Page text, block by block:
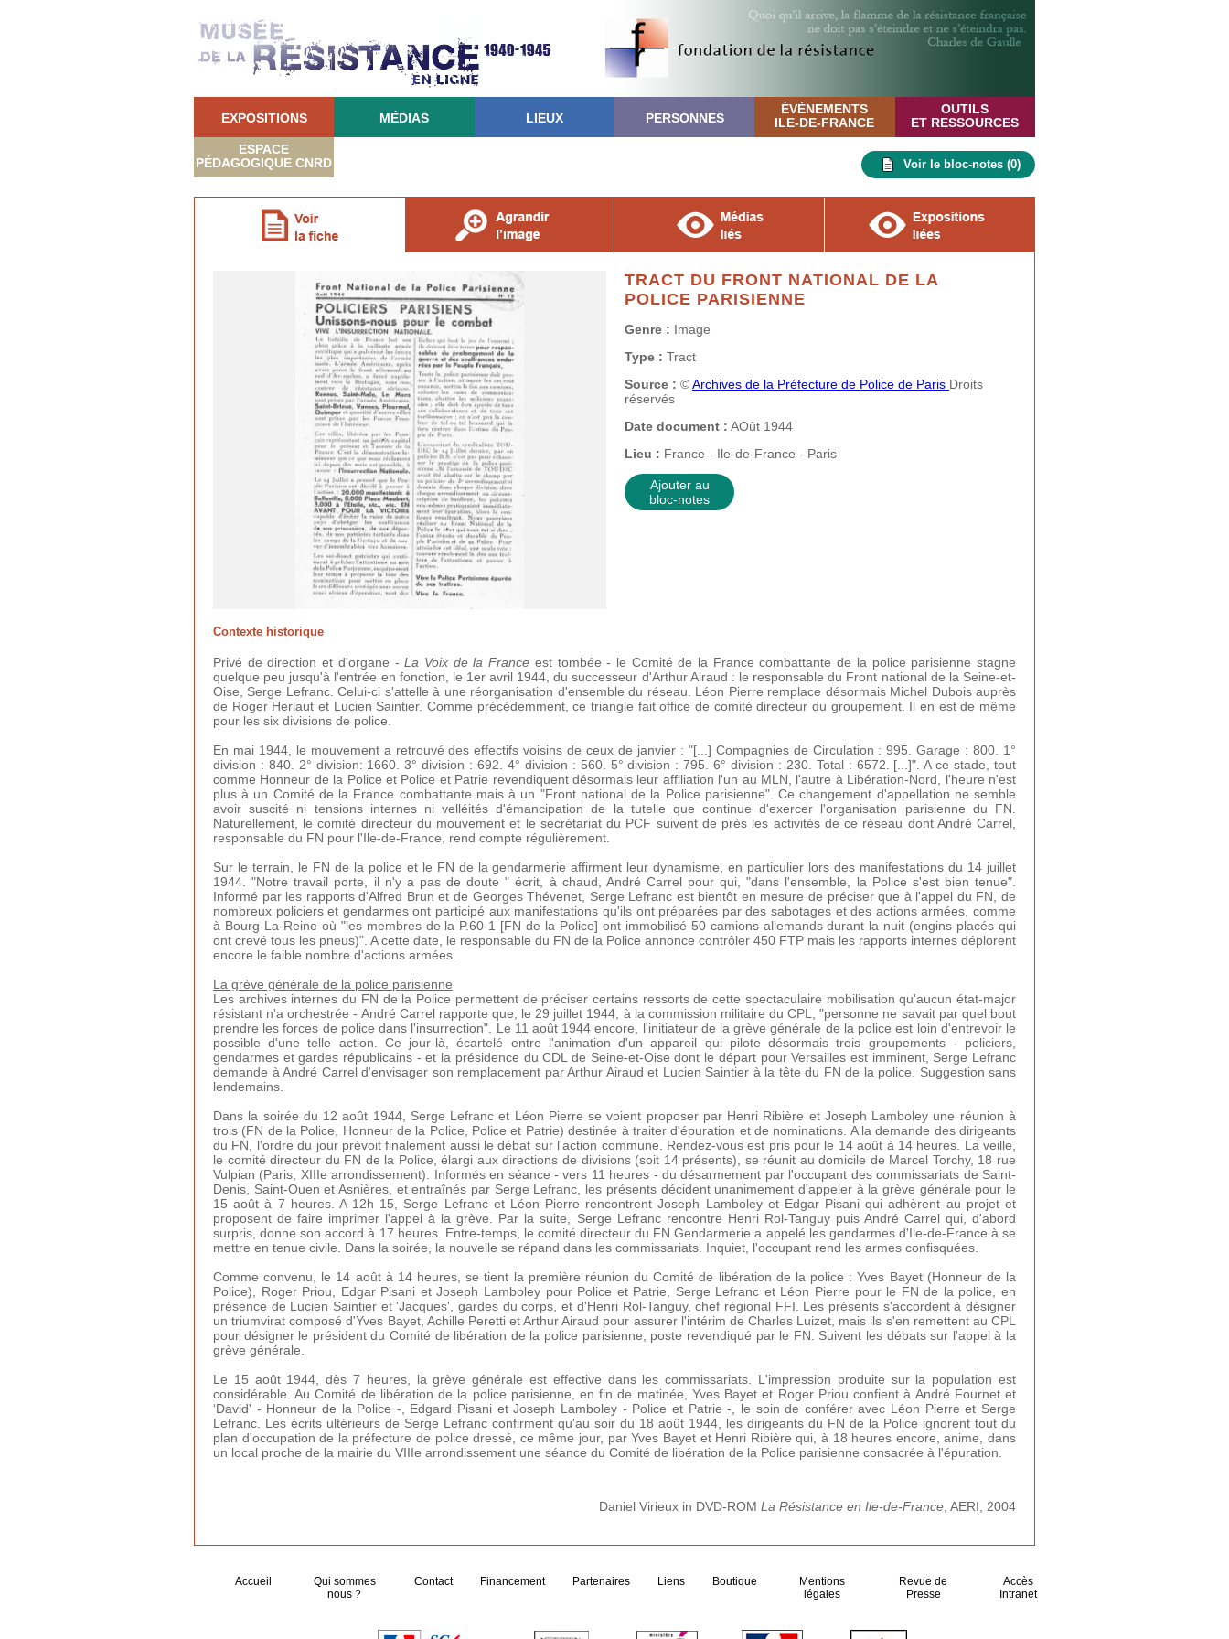
EXPOSITIONS MÉDIAS LIEUX PERSONNES
ÉVÈNEMENTS
ILE-DE-FRANCE
OUTILS
ET RESSOURCES
ESPACE
PÉDAGOGIQUE CNRD Voir le bloc-notes (0)
TRACT DU FRONT NATIONAL DE LA
POLICE PARISIENNE
Genre : Image
Type : Tract
Source : ©Archives de la Préfecture de Police de Paris Droits
réservés
Date document : AOût 1944
Lieu : France - Ile-de-France - Paris
Ajouter au
bloc-notes
Contexte historique
Privé de direction et d'organe -La Voix de la France est tombée - le Comité de la France combattante de la police parisienne stagne
quelque peu jusqu'à l'entrée en fonction, le 1er avril 1944, du successeur d'Arthur Airaud : le responsable du Front national de la Seine-et-
Oise, Serge Lefranc. Celui-ci s'attelle à une réorganisation d'ensemble du réseau. Léon Pierre remplace désormais Michel Dubois auprès
de Roger Herlaut et Lucien Saintier. Comme précédemment, ce triangle fait office de comité directeur du groupement. Il en est de même
pour les six divisions de police.
En mai 1944, le mouvement a retrouvé des effectifs voisins de ceux de janvier : "[...] Compagnies de Circulation : 995. Garage : 800. 1°
division : 840. 2° division: 1660. 3° division : 692. 4° division : 560. 5° division : 795. 6° division : 230. Total : 6572. [...]". A ce stade, tout
comme Honneur de la Police et Police et Patrie revendiquent désormais leur affiliation l'un au MLN, l'autre à Libération-Nord, l'heure n'est
plus à un Comité de la France combattante mais à un "Front national de la Police parisienne". Ce changement d'appellation ne semble
avoir suscité ni tensions internes ni velléités d'émancipation de la tutelle que continue d'exercer l'organisation parisienne du FN.
Naturellement, le comité directeur du mouvement et le secrétariat du PCF suivent de près les activités de ce réseau dont André Carrel,
responsable du FN pour l'Ile-de-France, rend compte régulièrement.
Sur le terrain, le FN de la police et le FN de la gendarmerie affirment leur dynamisme, en particulier lors des manifestations du 14 juillet
1944. "Notre travail porte, il n'y a pas de doute " écrit, à chaud, André Carrel pour qui, "dans l'ensemble, la Police s'est bien tenue".
Informé par les rapports d'Alfred Brun et de Georges Thévenet, Serge Lefranc est bientôt en mesure de préciser que à l'appel du FN, de
nombreux policiers et gendarmes ont participé aux manifestations qu'ils ont préparées par des sabotages et des actions armées, comme
à Bourg-La-Reine où "les membres de la P.60-1 [FN de la Police] ont immobilisé 50 camions allemands durant la nuit (engins placés qui
ont crevé tous les pneus)". A cette date, le responsable du FN de la Police annonce contrôler 450 FTP mais les rapports internes déplorent
encore le faible nombre d'actions armées.
La grève générale de la police parisienne
Les archives internes du FN de la Police permettent de préciser certains ressorts de cette spectaculaire mobilisation qu'aucun état-major
résistant n'a orchestrée - André Carrel rapporte que, le 29 juillet 1944, à la commission militaire du CPL, "personne ne savait par quel bout
prendre les forces de police dans l'insurrection". Le 11 août 1944 encore, l'initiateur de la grève générale de la police est loin d'entrevoir le
possible d'une telle action. Ce jour-là, écartelé entre l'animation d'un appareil qui pilote désormais trois groupements - policiers,
gendarmes et gardes républicains - et la présidence du CDL de Seine-et-Oise dont le départ pour Versailles est imminent, Serge Lefranc
demande à André Carrel d'envisager son remplacement par Arthur Airaud et Lucien Saintier à la tête du FN de la police. Suggestion sans
lendemains.
Dans la soirée du 12 août 1944, Serge Lefranc et Léon Pierre se voient proposer par Henri Ribière et Joseph Lamboley une réunion à
trois (FN de la Police, Honneur de la Police, Police et Patrie) destinée à traiter d'épuration et de nominations. A la demande des dirigeants
du FN, l'ordre du jour prévoit finalement aussi le débat sur l'action commune. Rendez-vous est pris pour le 14 août à 14 heures. La veille,
le comité directeur du FN de la Police, élargi aux directions de divisions (soit 14 présents), se réunit au domicile de Marcel Torchy, 18 rue
Vulpian (Paris, XIIIe arrondissement). Informés en séance - vers 11 heures - du désarmement par l'occupant des commissariats de Saint-
Denis, Saint-Ouen et Asnières, et entraînés par Serge Lefranc, les présents décident unanimement d'appeler à la grève générale pour le
15 août à 7 heures. A 12h 15, Serge Lefranc et Léon Pierre rencontrent Joseph Lamboley et Edgar Pisani qui adhèrent au projet et
proposent de faire imprimer l'appel à la grève. Par la suite, Serge Lefranc rencontre Henri Rol-Tanguy puis André Carrel qui, d'abord
surpris, donne son accord à 17 heures. Entre-temps, le comité directeur du FN Gendarmerie a appelé les gendarmes d'Ile-de-France à se
mettre en tenue civile. Dans la soirée, la nouvelle se répand dans les commissariats. Inquiet, l'occupant rend les armes confisquées.
Comme convenu, le 14 août à 14 heures, se tient la première réunion du Comité de libération de la police : Yves Bayet (Honneur de la
Police), Roger Priou, Edgar Pisani et Joseph Lamboley pour Police et Patrie, Serge Lefranc et Léon Pierre pour le FN de la police, en
présence de Lucien Saintier et 'Jacques', gardes du corps, et d'Henri Rol-Tanguy, chef régional FFI. Les présents s'accordent à désigner
un triumvirat composé d'Yves Bayet, Achille Peretti et Arthur Airaud pour assurer l'intérim de Charles Luizet, mais ils s'en remettent au CPL
pour désigner le président du Comité de libération de la police parisienne, poste revendiqué par le FN. Suivent les débats sur l'appel à la
grève générale.
Le 15 août 1944, dès 7 heures, la grève générale est effective dans les commissariats. L'impression produite sur la population est
considérable. Au Comité de libération de la police parisienne, en fin de matinée, Yves Bayet et Roger Priou confient à André Fournet et
‘David' - Honneur de la Police -, Edgard Pisani et Joseph Lamboley - Police et Patrie -, le soin de conférer avec Léon Pierre et Serge
Lefranc. Les écrits ultérieurs de Serge Lefranc confirment qu'au soir du 18 août 1944, les dirigeants du FN de la Police ignorent tout du
plan d'occupation de la préfecture de police dressé, ce même jour, par Yves Bayet et Henri Ribière qui, à 18 heures encore, anime, dans
un local proche de la mairie du VIIIe arrondissement une séance du Comité de libération de la Police parisienne consacrée à l'épuration.
Daniel Virieux in DVD-ROM La Résistance en Ile-de-France , AERI, 2004
Accueil
Qui sommes
nous ?
Contact Financement Partenaires Liens Boutique
Mentions
légales
Revue de
Presse
Accès
Intranet